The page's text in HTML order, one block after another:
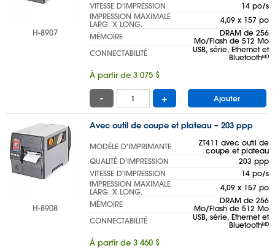
H-8907
VITESSE D'IMPRESSION
14 po/s
IMPRESSION MAXIMALE
LARG. X LONG.
4,09 x 157 po
MÉMOIRE
DRAM de 256
Mo/Flash de 512 Mo
CONNECTABILITÉ
USB, série, Ethernet et
Bluetoothᴹᴰ
À partir de 3 075 $
- + Ajouter
H-8908
Avec outil de coupe et plateau – 203 ppp
MODÈLE D'IMPRIMANTE
ZT411 avec outil de
coupe et plateau
QUALITÉ D'IMPRESSION
203 ppp
VITESSE D'IMPRESSION
14 po/s
IMPRESSION MAXIMALE
LARG. X LONG.
4,09 x 157 po
MÉMOIRE
DRAM de 256
Mo/Flash de 512 Mo
CONNECTABILITÉ
USB, série, Ethernet et
Bluetoothᴹᴰ
À partir de 3 460 $